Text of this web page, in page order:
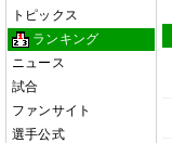
トピックス
ランキング
ニュース
試合
ファンサイト
選手公式